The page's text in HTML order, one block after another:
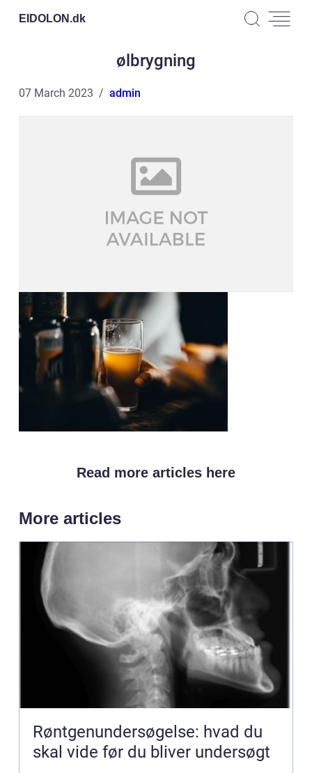
EIDOLON.dk
ølbrygning
07 March 2023 admin
Read more articles here
More articles
Røntgenundersøgelse: hvad du
skal vide før du bliver undersøgt